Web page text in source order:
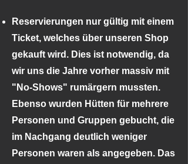
Reservierungen nur gültig mit einem
Ticket, welches über unseren Shop
gekauft wird. Dies ist notwendig, da
wir uns die Jahre vorher massiv mit
"No-Shows" rumärgern mussten.
Ebenso wurden Hütten für mehrere
Personen und Gruppen gebucht, die
im Nachgang deutlich weniger
Personen waren als angegeben. Das